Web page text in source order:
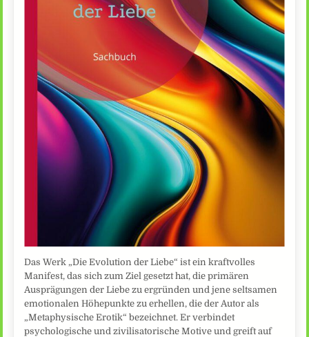
Das Werk „Die Evolution der Liebe“ ist ein kraftvolles
Manifest, das sich zum Ziel gesetzt hat, die primären
Ausprägungen der Liebe zu ergründen und jene seltsamen
emotionalen Höhepunkte zu erhellen, die der Autor als
„Metaphysische Erotik“ bezeichnet. Er verbindet
psychologische und zivilisatorische Motive und greift auf